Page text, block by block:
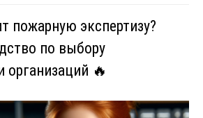
пожарную экспертизу?
по выбору
организаций 🔥